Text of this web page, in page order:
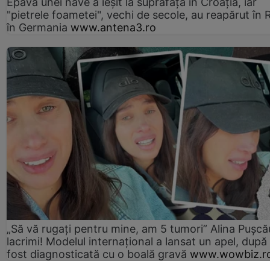
"pietrele foametei", vechi de secole, au reapărut în
în Germania www.antena3.ro
„Să vă rugați pentru mine, am 5 tumori” Alina
lacrimi! Modelul internațional a lansat un apel, după
fost diagnosticată cu o boală gravă